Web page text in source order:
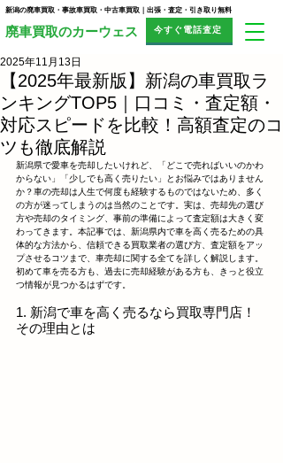
今すぐ電話査定
​廃車買取のカーウェス
新潟の廃車買取・事故車買取・中古車買取｜出張・査定・引き取り無料
【2025年最新版】新潟の車買取ラ
ンキングTOP5｜口コミ・査定額・
対応スピードを比較！高額査定のコ
ツも徹底解説
2025年11月13日
新潟県で愛車を売却したいけれど、「どこで売ればいいのかわ
からない」「少しでも高く売りたい」とお悩みではありません
か？車の売却は人生で何度も経験するものではないため、多く
の方が迷ってしまうのは当然のことです。実は、売却先の選び
方や売却のタイミング、事前の準備によって査定額は大きく変
わってきます。本記事では、新潟県内で車を高く売るための具
体的な方法から、信頼できる買取業者の選び方、査定額をアッ
プさせるコツまで、車売却に関する全てを詳しく解説します。
初めて車を売る方も、過去に売却経験がある方も、きっと役立
つ情報が見つかるはずです。
1. 新潟で車を高く売るなら買取専門店！
その理由とは